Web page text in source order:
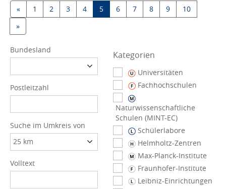
« 1 2 3 4 5 6 7 8 9
10
»
Bundesland
Postleitzahl
Suche im Umkreis von
Volltext
Kategorien
Universitäten
Fachhochschulen
Naturwissenschaftliche
Schulen (MINT-EC)
Schülerlabore
Helmholtz-Zentren
Max-Planck-Institute
Fraunhofer-Institute
Leibniz-Einrichtungen